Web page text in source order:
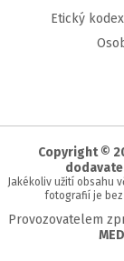
Etický kodex
Copyright ©
Jakékoliv užití obsahu
fotografií je bez
Provozovatelem